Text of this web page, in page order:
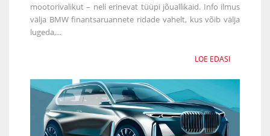
mootorivalikut – neli erinevat tüüpi jõuallikaid. Info ilmus
välja BMW finantsaruannete ridade vahelt, kus võib välja
lugeda,...
LOE EDASI